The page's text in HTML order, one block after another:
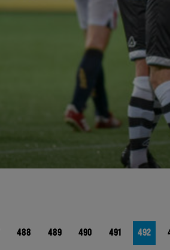
488 489 490 491 492